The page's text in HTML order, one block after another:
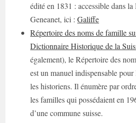
édité en 1831 : accessible dans
Geneanet, ici :Galiffe
Répertoire des noms de famille
Dictionnaire Historique de la
également), le Répertoire des
est un manuel indispensable pour
les historiens. Il énumère par
les familles qui possédaient en
d’une commune suisse.